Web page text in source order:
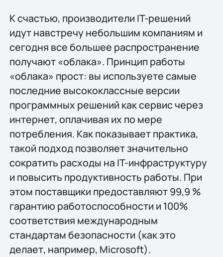
К счастью, производители IT-решений
идут навстречу небольшим компаниям и
сегодня все большее распространение
получают «облака». Принцип работы
«облака» прост: вы используете самые
последние высококлассные версии
программных решений как сервис через
интернет, оплачивая их по мере
потребления. Как показывает практика,
такой подход позволяет значительно
сократить расходы на IT-инфраструктуру
и повысить продуктивность работы. При
этом поставщики предоставляют 99,9 %
гарантию работоспособности и 100%
соответствия международным
стандартам безопасности (как это
делает, например, Microsoft).